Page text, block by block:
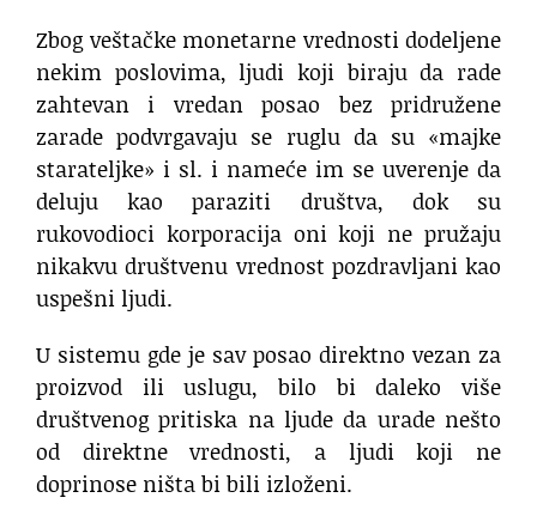
Zbog veštačke monetarne vrednosti dodeljene
nekim poslovima, ljudi koji biraju da rade
zahtevan i vredan posao bez pridružene
zarade podvrgavaju se ruglu da su «majke
starateljke» i sl. i nameće im se uverenje da
deluju kao paraziti društva, dok su
rukovodioci korporacija oni koji ne pružaju
nikakvu društvenu vrednost pozdravljani kao
uspešni ljudi.
U sistemu gde je sav posao direktno vezan za
proizvod ili uslugu, bilo bi daleko više
društvenog pritiska na ljude da urade nešto
od direktne vrednosti, a ljudi koji ne
doprinose ništa bi bili izloženi.